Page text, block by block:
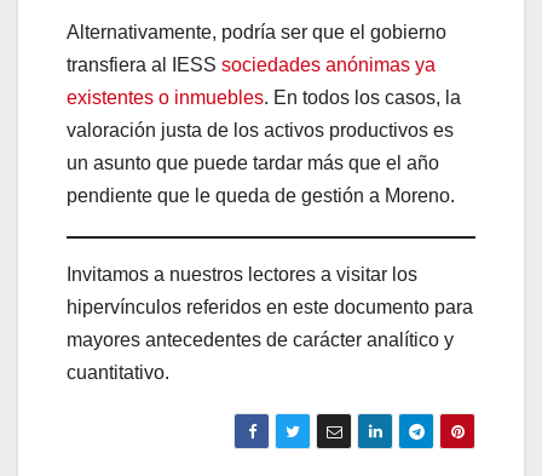
Alternativamente, podría ser que el gobierno
transfiera al IESS sociedades anónimas ya
existentes o inmuebles. En todos los casos, la
valoración justa de los activos productivos es
un asunto que puede tardar más que el año
pendiente que le queda de gestión a Moreno.
Invitamos a nuestros lectores a visitar los
hipervínculos referidos en este documento para
mayores antecedentes de carácter analítico y
cuantitativo.